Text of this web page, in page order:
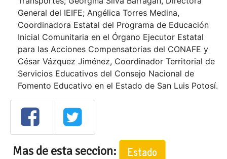
General del IEIFE; Angélica Torres Medina,
Coordinadora Estatal del Programa de Educación
Inicial Comunitaria en el Órgano Ejecutor Estatal
para las Acciones Compensatorias del CONAFE y
César Vázquez Jiménez, Coordinador Territorial de
Servicios Educativos del Consejo Nacional de
Fomento Educativo en el Estado de San Luis Potosí.
Mas de esta seccion: Estado